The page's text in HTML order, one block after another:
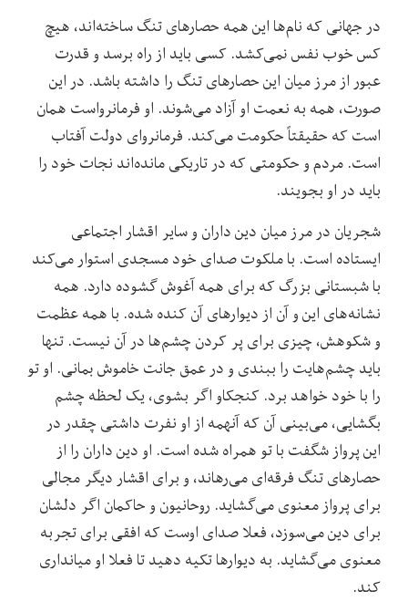
در جهانی که نام‌ها این همه حصارهای تنگ ساخته‌اند، هیچ
کس خوب نفس نمی‌کشد. کسی باید از راه برسد و قدرت
عبور از مرز میان این حصارهای تنگ را داشته باشد. در این
صورت، همه به نعمت او آزاد می‌شوند. او فرمانرواست همان
است که حقیقتاً حکومت می‌کند. فرمانروای دولت آفتاب
است. مردم و حکومتی که در تاریکی مانده‌اند نجات خود را
باید در او بجویند.
شجریان در مرز میان دین داران و سایر اقشار اجتماعی
ایستاده است. با ملکوت صدای خود مسجدی استوار می‌کند
با شبستانی بزرگ که برای همه آغوش گشوده دارد. همه
نشانه‌های این و آن از دیوارهای آن کنده شده. با همه عظمت
و شکوهش، چیزی برای پر کردن چشم‌ها در آن نیست. تنها
باید چشم‌هایت را ببندی و در عمق جانت خاموش بمانی. او تو
را با خود خواهد برد. کنجکاو اگر بشوی، یک لحظه چشم
بگشایی، می‌بینی آن که آنهمه از او نفرت داشتی چقدر در
این پرواز شگفت با تو همراه شده است. او دین داران را از
حصارهای تنگ فرقه‌ای می‌رهاند، و برای اقشار دیگر مجالی
برای پرواز معنوی می‌گشاید. روحانیون و حاکمان اگر دلشان
برای دین می‌سوزد، فعلا صدای اوست که افقی برای تجربه
معنوی می‌گشاید. به دیوارها تکیه دهید تا فعلا او میانداری
کند.